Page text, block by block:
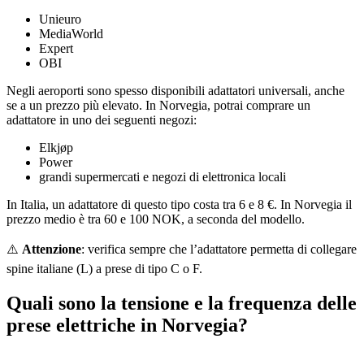
Unieuro
MediaWorld
Expert
OBI
Negli aeroporti sono spesso disponibili adattatori universali, anche
se a un prezzo più elevato. In Norvegia, potrai comprare un
adattatore in uno dei seguenti negozi:
Elkjøp
Power
grandi supermercati e negozi di elettronica locali
In Italia, un adattatore di questo tipo costa tra 6 e 8 €. In Norvegia il
prezzo medio è tra 60 e 100 NOK, a seconda del modello.
⚠️ Attenzione: verifica sempre che l’adattatore permetta di collegare
spine italiane (L) a prese di tipo C o F.
Quali sono la tensione e la frequenza delle
prese elettriche in Norvegia?